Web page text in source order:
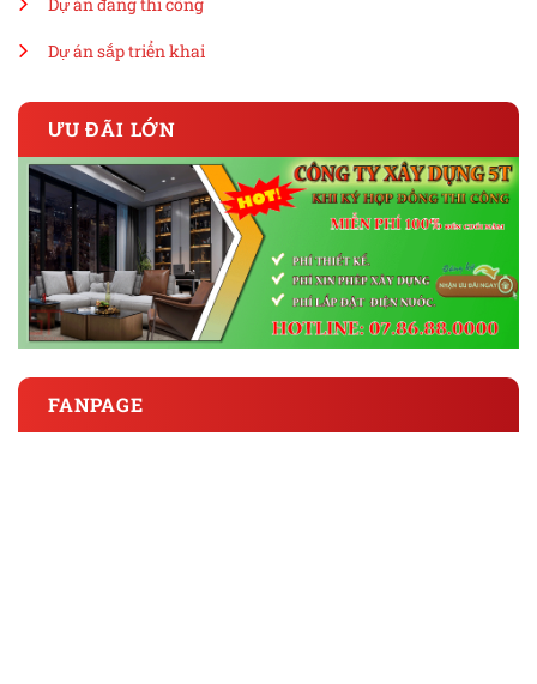
Dự án sắp triển khai
ƯU ĐÃI LỚN
FANPAGE